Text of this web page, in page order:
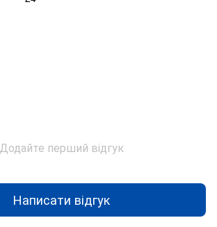
Додайте перший відгук
Написати відгук